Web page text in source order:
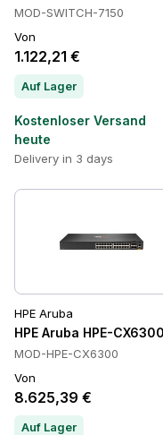
MOD-SWITCH-7150
Von
1.122,21 €
Auf Lager
Kostenloser Versand
heute
Delivery in 3 days
HPE Aruba
HPE Aruba HPE-
MOD-HPE-CX6300
Von
8.625,39 €
Auf Lager